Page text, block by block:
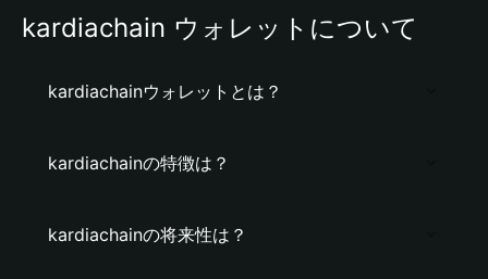
kardiachain ウォレットについて
kardiachainウォレットとは？
kardiachainの特徴は？
kardiachainの将来性は？